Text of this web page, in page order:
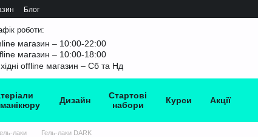
Блог
роботи:
магазин – 10:00-22:00
магазин – 10:00-18:00
offline магазин – Сб та Нд
Дизайн
Стартові
набори
Курси Акції
лаки
Гель-лаки DARK